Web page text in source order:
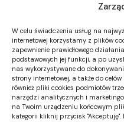
W celu świadczenia usług na
internetowej korzystamy z plików
zapewnienie prawidłowego
podstawowych jej funkcji, a po
nas wykorzystywane do
strony internetowej, a także do
również pliki cookies podmiotów
narzędzi analitycznych i
na Twoim urządzeniu końcowym
kategorii kliknij przycisk
Plisy
Meble i